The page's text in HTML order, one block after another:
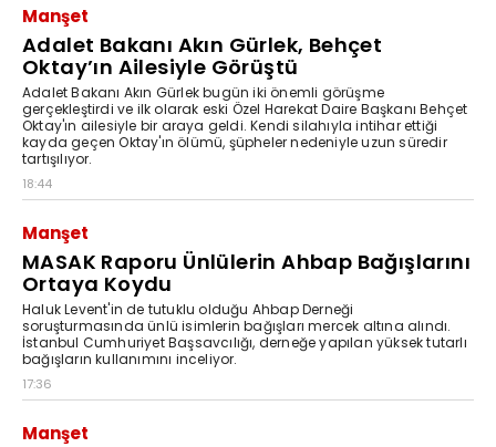
Manşet
Adalet Bakanı Akın Gürlek, Behçet
Oktay’ın Ailesiyle Görüştü
Adalet Bakanı Akın Gürlek bugün iki önemli görüşme
gerçekleştirdi ve ilk olarak eski Özel Harekat Daire Başkanı Behçet
Oktay'ın ailesiyle bir araya geldi. Kendi silahıyla intihar ettiği
kayda geçen Oktay'ın ölümü, şüpheler nedeniyle uzun süredir
tartışılıyor.
18:44
Manşet
MASAK Raporu Ünlülerin Ahbap Bağışlarını
Ortaya Koydu
Haluk Levent'in de tutuklu olduğu Ahbap Derneği
soruşturmasında ünlü isimlerin bağışları mercek altına alındı.
İstanbul Cumhuriyet Başsavcılığı, derneğe yapılan yüksek tutarlı
bağışların kullanımını inceliyor.
17:36
Manşet